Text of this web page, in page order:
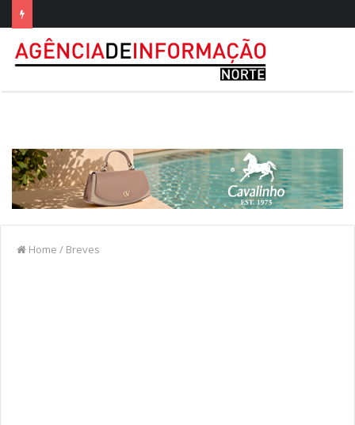
Home / Breves